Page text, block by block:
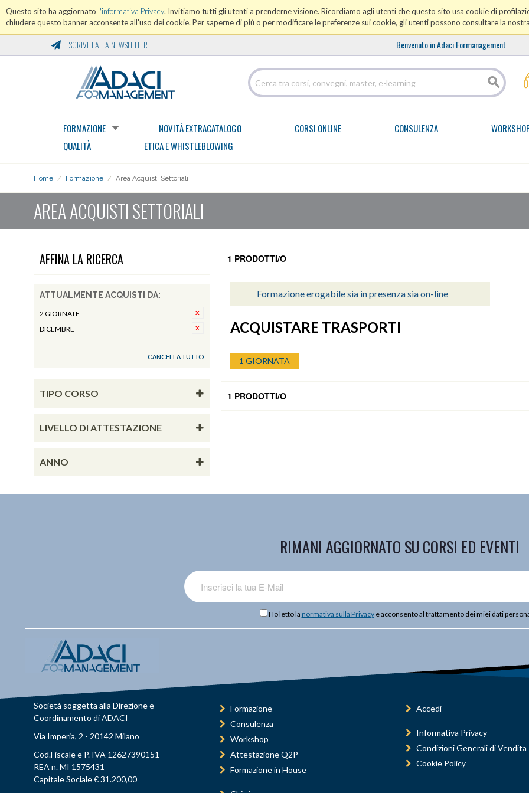
Questo sito ha aggiornato l'informativa Privacy. Invitiamo tutti gli utenti a prenderne visione. Ricordiamo agli utenti che questo sito usa cookie di
chiudere questo banner acconsente all'uso dei cookie. Per saperne di più o per modificare le preferenze sui cookie, gli utenti possono consultare la nostra
ISCRIVITI ALLA NEWSLETTER Benvenuto in Adaci Formanagement
FORMAZIONE NOVITÀ EXTRACATALOGO CORSI ONLINE CONSULENZA
QUALITÀ
ETICA E WHISTLEBLOWING
Home / Formazione / Area Acquisti Settoriali
AREA ACQUISTI SETTORIALI
AFFINA LA RICERCA
ATTUALMENTE ACQUISTI DA:
2 GIORNATE
DICEMBRE
CANCELLA TUTTO
TIPO CORSO
LIVELLO DI ATTESTAZIONE
ANNO
1 PRODOTTI/O
Formazione erogabile sia in presenza sia on-line
ACQUISTARE TRASPORTI
1 GIORNATA
1 PRODOTTI/O
RIMANI AGGIORNATO SU CORSI ED EVENTI
Ho letto la normativa sulla Privacye acconsento al trattamento dei miei dati
Società soggetta alla Direzione e
Coordinamento di ADACI
Via Imperia, 2 - 20142 Milano
Cod.Fiscale e P. IVA 12627390151
REA n. MI 1575431
Capitale Sociale € 31.200,00
Formazione
Consulenza
Workshop
Attestazione Q2P
Formazione in House
Accedi
Informativa Privacy
Condizioni Generali di Vendita
Cookie Policy